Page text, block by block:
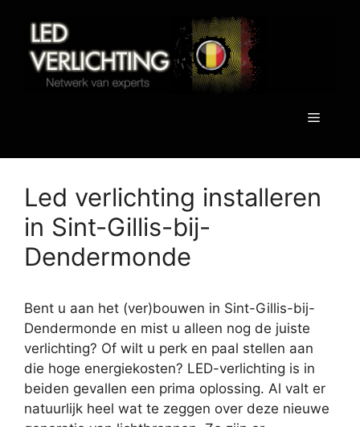
inhoud
Menu
Led verlichting installeren
in Sint-Gillis-bij-
Dendermonde
Bent u aan het (ver)bouwen in Sint-Gillis-bij-
Dendermonde en mist u alleen nog de juiste
verlichting? Of wilt u perk en paal stellen aan
die hoge energiekosten? LED-verlichting is in
beiden gevallen een prima oplossing. Al valt er
natuurlijk heel wat te zeggen over deze nieuwe